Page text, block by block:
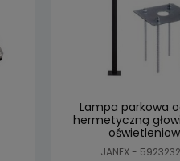
Lampa parkowa
hermetyczną
JANEX -